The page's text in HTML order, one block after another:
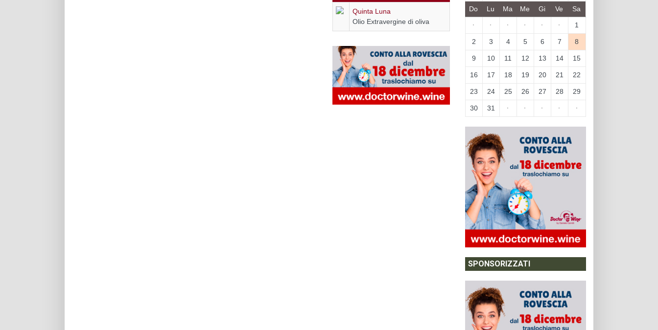
Quinta Luna
Olio Extravergine di oliva
Do Lu Ma Me Gi Ve Sa
· · · · · · 1
2 3 4 5 6 7 8
9 10 11 12 13 14 15
16 17 18 19 20 21 22
23 24 25 26 27 28 29
30 31 · · · · ·
SPONSORIZZATI